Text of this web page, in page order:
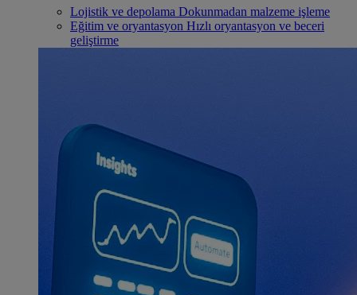
Lojistik ve depolama Dokunmadan malzeme işleme
Eğitim ve oryantasyon Hızlı oryantasyon ve beceri
geliştirme